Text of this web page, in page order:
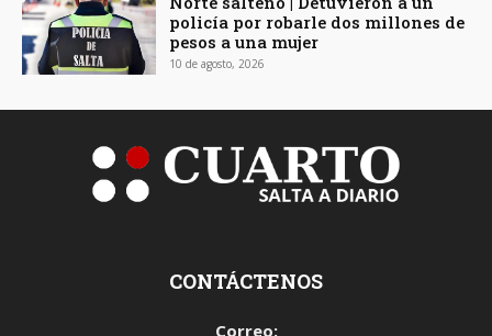
policía por robarle dos millones de
pesos a una mujer
10 de agosto, 2026
CONTÁCTENOS
Correo: